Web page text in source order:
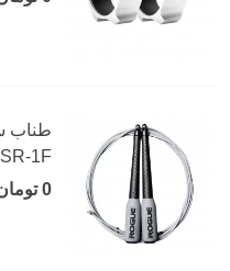
SR-1F
0 تومان